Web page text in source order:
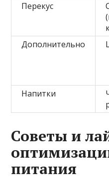
Перекус
Дополнительно
Напитки
Советы и
питания